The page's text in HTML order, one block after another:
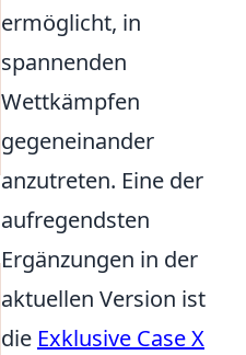
ermöglicht, in
spannenden
Wettkämpfen
gegeneinander
anzutreten. Eine der
aufregendsten
Ergänzungen in der
aktuellen Version ist
die Exklusive Case X